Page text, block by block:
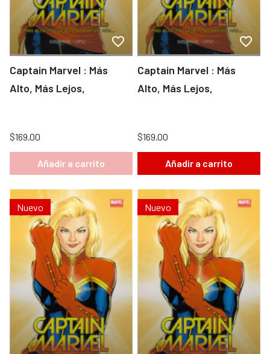
Captain Marvel : Más
Alto, Más Lejos,
$169.00
Añadir a carrito
Captain Marvel : Más
Alto, Más Lejos,
$169.00
Añadir a carrito
Nuevo Nuevo